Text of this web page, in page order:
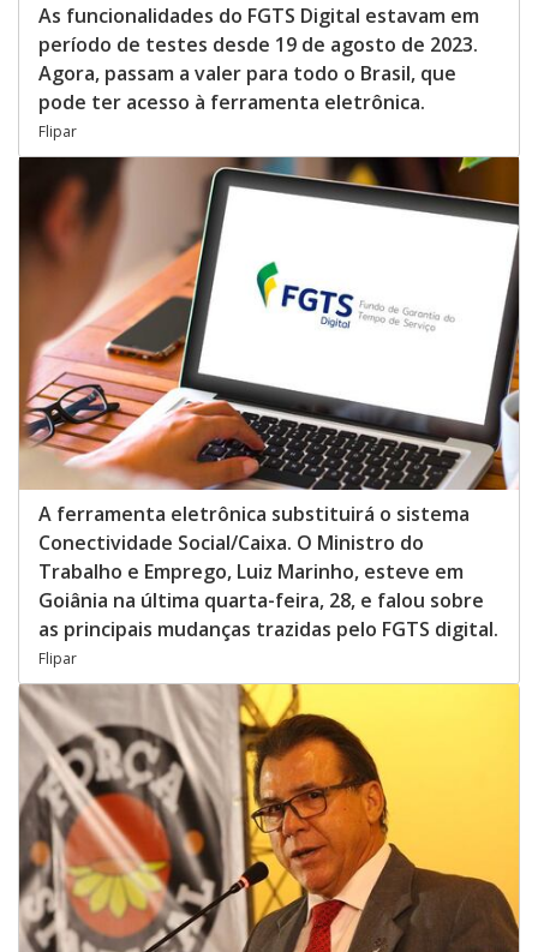
As funcionalidades do FGTS Digital estavam em
período de testes desde 19 de agosto de 2023.
Agora, passam a valer para todo o Brasil, que
pode ter acesso à ferramenta eletrônica.
Flipar
A ferramenta eletrônica substituirá o sistema
Conectividade Social/Caixa. O Ministro do
Trabalho e Emprego, Luiz Marinho, esteve em
Goiânia na última quarta-feira, 28, e falou sobre
as principais mudanças trazidas pelo FGTS digital.
Flipar